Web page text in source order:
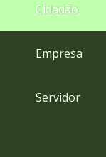
Cidadão
Empresa
Servidor